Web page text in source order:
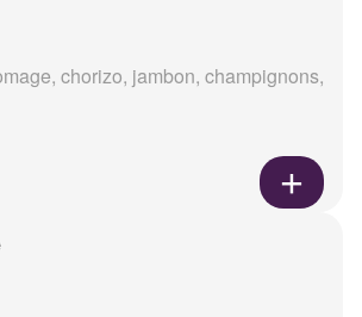
chorizo, jambon, champignons,